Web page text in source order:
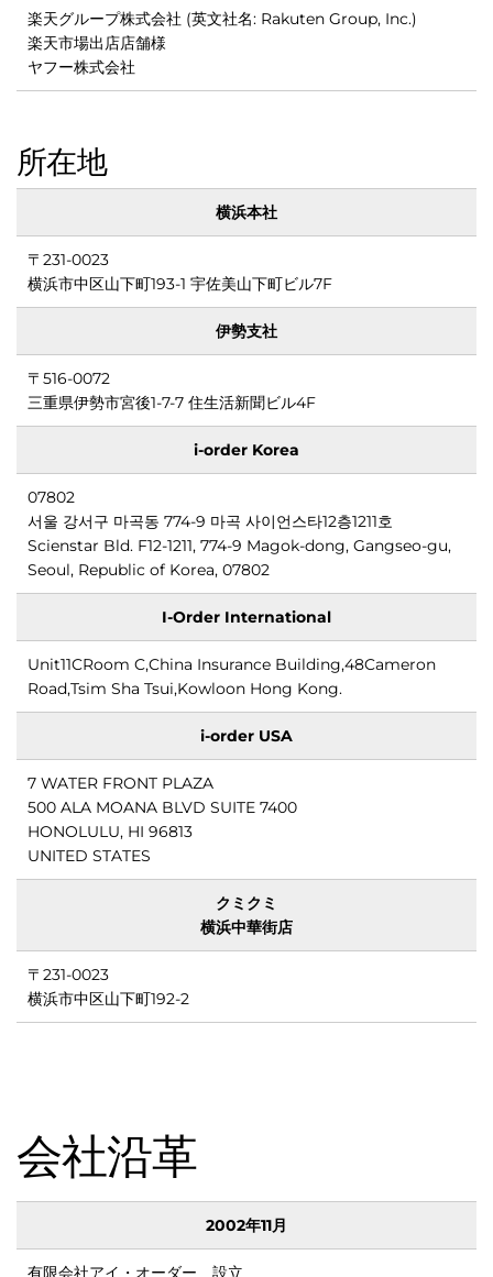
ーダー[
るダ
イヤ
モン
ドの
楽天グループ株式会社 (英文社名: Rakuten Group, Inc.)
楽天市場出店店舗様
ヤフー株式会社
所在地
横浜本社
〒231-0023
横浜市中区山下町193-1 宇佐美山下町ビル7F
伊勢支社
〒516-0072
三重県伊勢市宮後1-7-7 住生活新聞ビル4F
i-order Korea
07802
서울 강서구 마곡동 774-9 마곡 사이언스타12층1211호
Scienstar Bld. F12-1211, 774-9 Magok-dong, Gangseo-gu,
Seoul, Republic of Korea, 07802
I-Order International
Unit11CRoom C,China Insurance Building,48Cameron
Road,Tsim Sha Tsui,Kowloon Hong Kong.
i-order USA
7 WATER FRONT PLAZA
500 ALA MOANA BLVD SUITE 7400
HONOLULU, HI 96813
UNITED STATES
クミクミ
横浜中華街店
〒231-0023
横浜市中区山下町192-2
会社沿革
2002年11月
有限会社アイ・オーダー 設立